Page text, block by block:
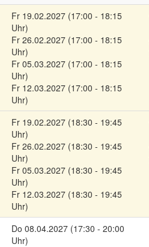
Fr 19.02.2027 (17:00 - 18:15
Uhr)
Fr 26.02.2027 (17:00 - 18:15
Uhr)
Fr 05.03.2027 (17:00 - 18:15
Uhr)
Fr 12.03.2027 (17:00 - 18:15
Uhr)
Fr 19.02.2027 (18:30 - 19:45
Uhr)
Fr 26.02.2027 (18:30 - 19:45
Uhr)
Fr 05.03.2027 (18:30 - 19:45
Uhr)
Fr 12.03.2027 (18:30 - 19:45
Uhr)
Do 08.04.2027 (17:30 - 20:00
Uhr)